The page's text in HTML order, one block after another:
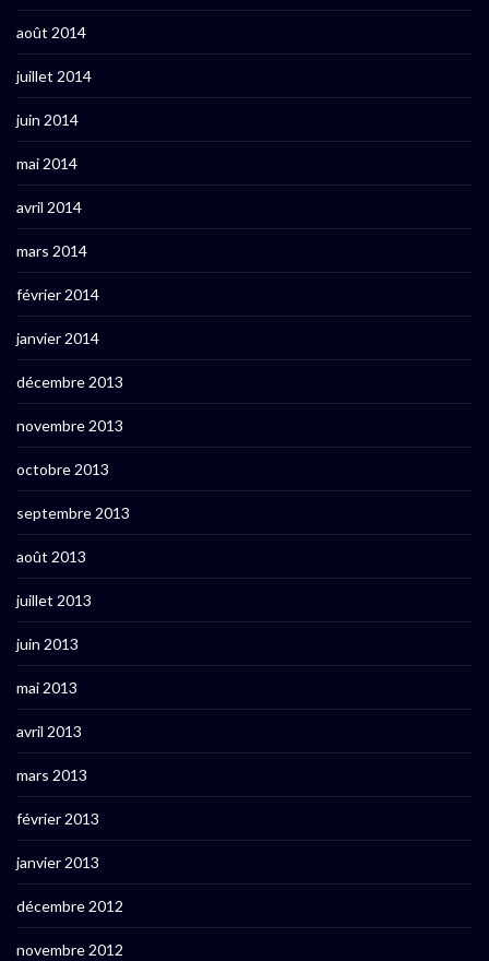
août 2014
juillet 2014
juin 2014
mai 2014
avril 2014
mars 2014
février 2014
janvier 2014
décembre 2013
novembre 2013
octobre 2013
septembre 2013
août 2013
juillet 2013
juin 2013
mai 2013
avril 2013
mars 2013
février 2013
janvier 2013
décembre 2012
novembre 2012